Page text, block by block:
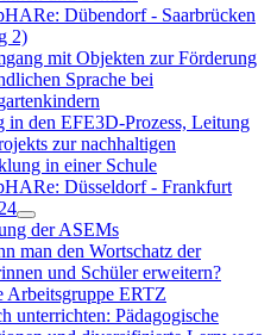
Dübendorf - Saarbrücken
2)
mit Objekten zur Förderung
Sprache bei
in den EFE3D-Prozess, Leitung
zur nachhaltigen
in einer Schule
Düsseldorf - Frankfurt
der ASEMs
man den Wortschatz der
und Schüler erweitern?
Arbeitsgruppe ERTZ
unterrichten: Pädagogische